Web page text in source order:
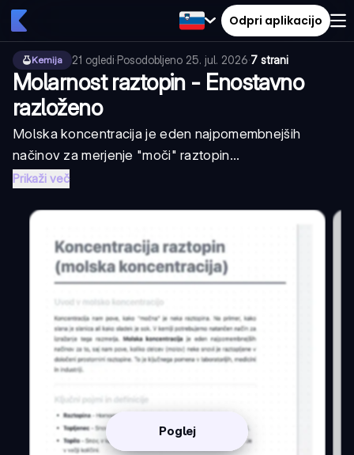
Odpri aplikacijo
Kemija 21 ogledi·Posodobljeno 25. jul. 2026·7 strani
Molarnost raztopin - Enostavno
razloženo
Molska koncentracija je eden najpomembnejših
načinov za merjenje "moči" raztopin...
Prikaži več
Poglej